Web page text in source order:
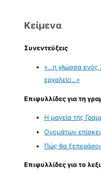
Κείμενα
Συνεντεύξεις
«…η γλώσσα ενός
εργαλείο…»
Επιφυλλίδες για τη
Η μαγεία τής
Ονομάτων
Πώς θα
Επιφυλλίδες για το